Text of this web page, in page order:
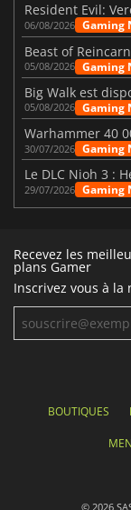
06/08/2026 Gaming
05/08/2026 Gaming
05/08/2026 Gaming
30/07/2026 Gaming
29/07/2026 Gaming
Recevez les
plans Gamer
Inscrivez vous à la
BOUTIQUES